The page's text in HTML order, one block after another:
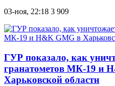
03-ноя, 22:18 3 909
ГУР показало, как
гранатометов МК-19 и
Харьковской области